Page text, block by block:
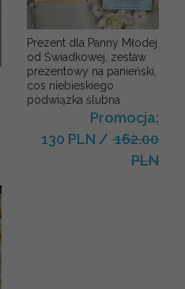
Prezent dla Panny Młodej
od Świadkowej, zestaw
prezentowy na panieński,
cos niebieskiego
podwiązka ślubna
Promocja:
130 PLN / 162.00
PLN